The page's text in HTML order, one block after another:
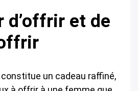
d’offrir et de
un cadeau raffiné,